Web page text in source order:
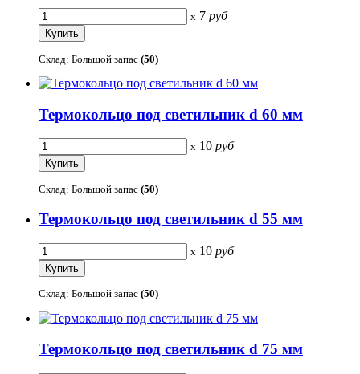
x 7 руб
Склад: Большой запас (50)
Термокольцо под светильник d 60 мм
x 10 руб
Склад: Большой запас (50)
Термокольцо под светильник d 55 мм
x 10 руб
Склад: Большой запас (50)
Термокольцо под светильник d 75 мм